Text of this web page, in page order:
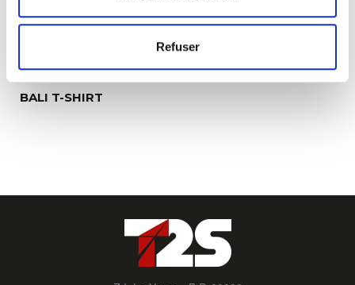
Refuser
BALI T-SHIRT